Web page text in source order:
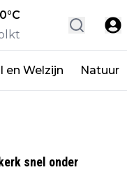
°C
en Welzijn Natuur
snel onder